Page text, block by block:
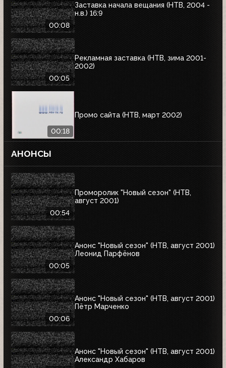
00:08
Заставка начала вещания (НТВ, 2004 -
н.в.) 16:9
00:05
Рекламная заставка (НТВ, зима 2001-
2002)
00:18
Промо сайта (НТВ, март 2002)
АНОНСЫ
00:54
Проморолик "Новый сезон" (НТВ,
август 2001)
00:05
Анонс "Новый сезон" (НТВ, август 2001)
Леонид Парфёнов
00:06
Анонс "Новый сезон" (НТВ, август 2001)
Пётр Марченко
Анонс "Новый сезон" (НТВ, август 2001)
Александр Хабаров